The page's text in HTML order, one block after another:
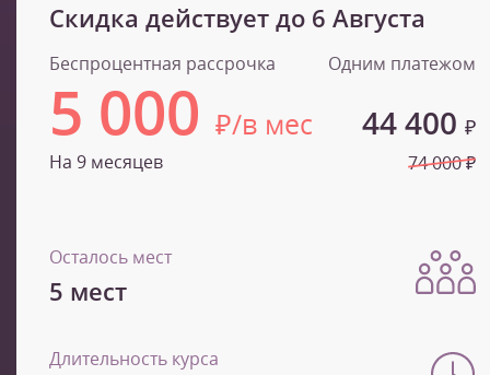
Скидка действует до 6 Августа
Беспроцентная рассрочка
5 000 ₽/в мес
На 9 месяцев
Одним платежом
44 400 ₽
74 000 ₽
Осталось мест
5 мест
Длительность курса